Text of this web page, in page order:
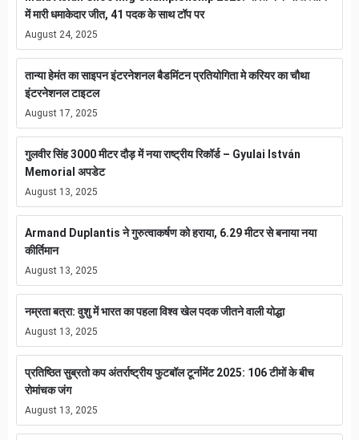
में मारी धमाकेदार जीत, 41 पदक के साथ टॉप पर
August 24, 2025
तान्या हेमंत का साइपन इंटरनेशनल बैडमिंटन प्रतियोगिता मे करियर का चौथा
इंटरनेशनल टाइटल
August 17, 2025
गुलवीर सिंह 3000 मीटर दौड़ में नया राष्ट्रीय रिकॉर्ड – Gyulai István
Memorial अपडेट
August 13, 2025
Armand Duplantis ने गुरुत्वाकर्षण को हराया, 6.29 मीटर से बनाया नया
कीर्तिमान
August 13, 2025
नम्रता बत्रा: वुशु में भारत का पहला विश्व खेल पदक जीतने वाली योद्धा
August 13, 2025
प्रतिष्ठित सुब्रतो कप अंतर्राष्ट्रीय फुटबॉल टूर्नामेंट 2025: 106 टीमों के बीच
रोमांचक जंग
August 13, 2025